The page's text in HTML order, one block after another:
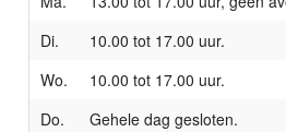
Di.
10.00 tot 17.00 uur.
Wo.
10.00 tot 17.00 uur.
Do.
Gehele dag gesloten.